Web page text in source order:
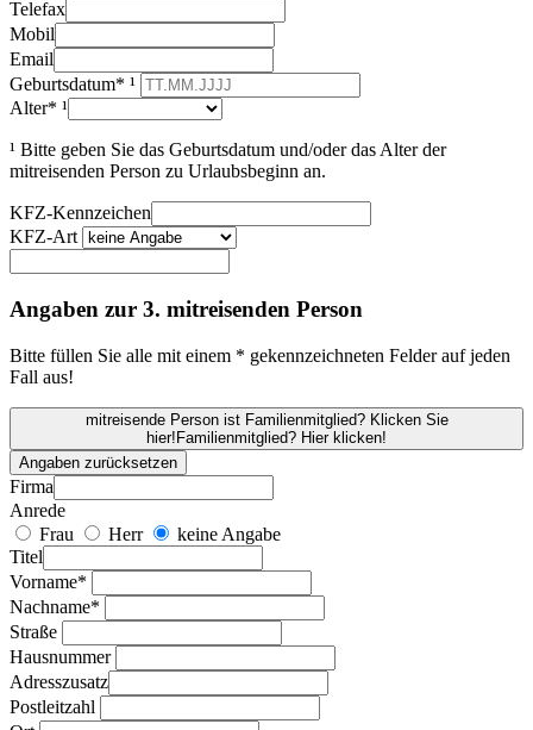
Telefax
Mobil
Email
Geburtsdatum* ¹
Alter* ¹
¹ Bitte geben Sie das Geburtsdatum und/oder das Alter der
mitreisenden Person zu Urlaubsbeginn an.
KFZ-Kennzeichen
KFZ-Art
Angaben zur 3. mitreisenden Person
Bitte füllen Sie alle mit einem * gekennzeichneten Felder auf jeden
Fall aus!
mitreisende Person ist Familienmitglied? Klicken Sie
hier!Familienmitglied? Hier klicken!
Angaben zurücksetzen
Firma
Anrede
Frau
Herr
keine Angabe
Titel
Vorname*
Nachname*
Straße
Hausnummer
Adresszusatz
Postleitzahl